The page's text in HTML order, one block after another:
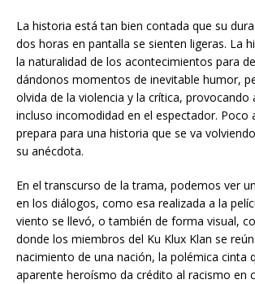
La historia está tan bien contada que su
dos horas en pantalla se sienten ligeras. La
la naturalidad de los acontecimientos para
dándonos momentos de inevitable humor,
olvida de la violencia y la crítica, provocando
incluso incomodidad en el espectador. Poco
prepara para una historia que se va
su anécdota.
En el transcurso de la trama, podemos ver
en los diálogos, como esa realizada a la
viento se llevó, o también de forma visual,
donde los miembros del Ku Klux Klan se
nacimiento de una nación, la polémica cinta
aparente heroísmo da crédito al racismo en